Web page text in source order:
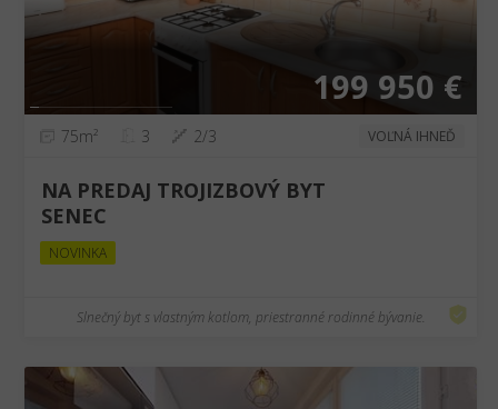
199 950 €
75m² 3 2/3 VOĽNÁ IHNEĎ
NA PREDAJ TROJIZBOVÝ BYT
SENEC
NOVINKA
Slnečný byt s vlastným kotlom, priestranné rodinné bývanie.